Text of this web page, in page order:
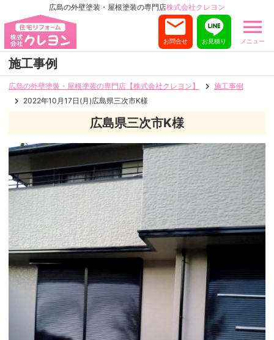
広島の外壁塗装・屋根塗装の専門店株式会社クレヨン
メニュー
お見積り
お問合せ
施工事例
広島の外壁塗装・屋根塗装の専門店【株式会社クレヨン】
施工事例
2022年10月17日(月)広島県三次市K様
広島県三次市K様